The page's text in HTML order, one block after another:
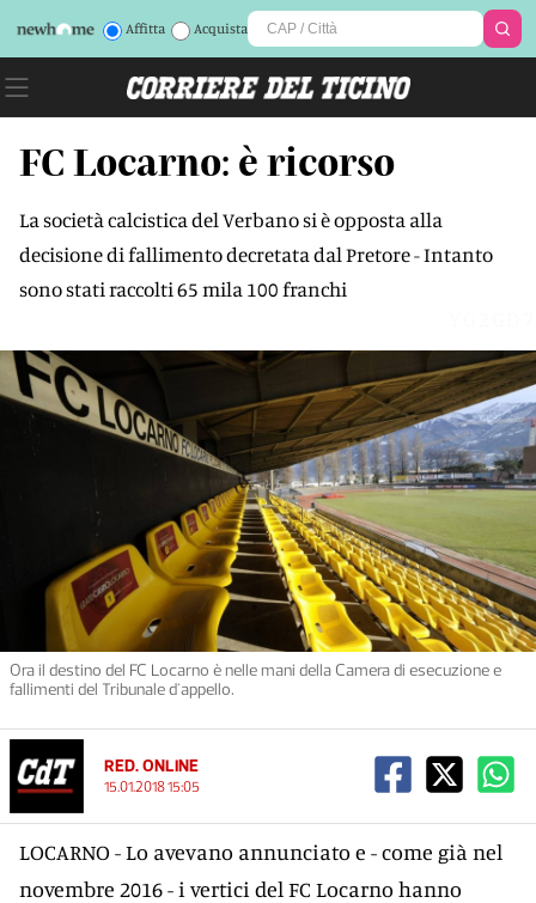
Affitta Acquista
FC Locarno: è ricorso
La società calcistica del Verbano si è opposta alla
decisione di fallimento decretata dal Pretore - Intanto
sono stati raccolti 65 mila 100 franchi
Ora il destino del FC Locarno è nelle mani della Camera di esecuzione e
fallimenti del Tribunale d'appello.
RED. ONLINE
15.01.2018 15:05
LOCARNO - Lo avevano annunciato e - come già nel
novembre 2016 - i vertici del FC Locarno hanno